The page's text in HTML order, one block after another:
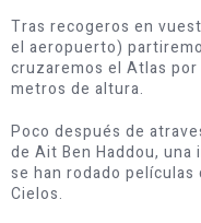
Tras recogeros en
el aeropuerto)
cruzaremos el Atlas
metros de altura.
Poco después de
de Ait Ben Haddou,
se han rodado películas
Cielos.